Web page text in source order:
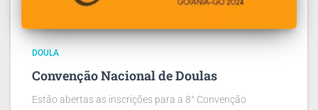
DOULA
Convenção Nacional de Doulas
Estão abertas as inscrições para a 8° Convenção